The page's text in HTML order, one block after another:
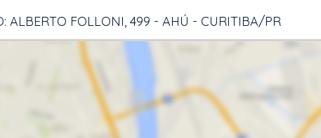
ALBERTO FOLLONI, 499 - AHÚ - CURITIBA/PR